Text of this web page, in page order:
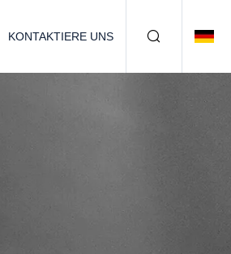
KONTAKTIERE UNS